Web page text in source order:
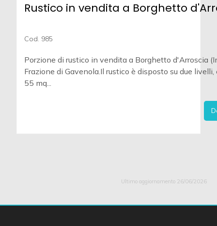
Rustico in vendita a Borghetto
Cod. 985
Porzione di rustico in vendita a Borghetto d'Arroscia
Frazione di Gavenola.Il rustico è disposto su due livelli,
55 mq...
Ultimo aggiornamento 26/06/2026